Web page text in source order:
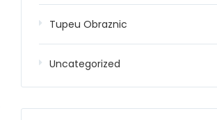
Tupeu Obraznic
Uncategorized